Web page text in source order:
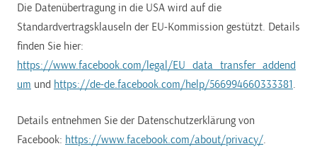
Die Datenübertragung in die USA wird auf die
Standardvertragsklauseln der EU-Kommission gestützt. Details
finden Sie hier:
https://www.facebook.com/legal/EU_data_transfer_addend
um und https://de-de.facebook.com/help/566994660333381.
Details entnehmen Sie der Datenschutzerklärung von
Facebook: https://www.facebook.com/about/privacy/.